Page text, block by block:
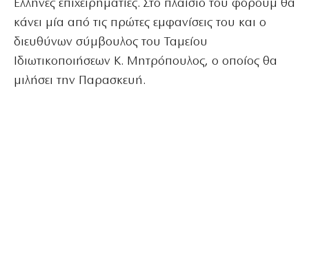
Ελληνες επιχειρηματίες. Στο πλαίσιο του φόρουμ θα
κάνει μία από τις πρώτες εμφανίσεις του και ο
διευθύνων σύμβουλος του Ταμείου
Ιδιωτικοποιήσεων Κ. Μητρόπουλος, ο οποίος θα
μιλήσει την Παρασκευή.